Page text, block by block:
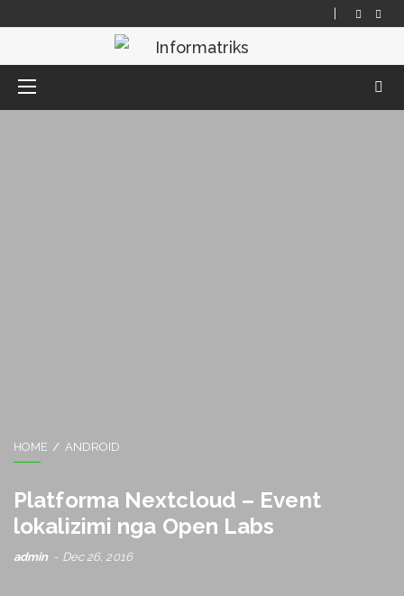
HOME ANDROID
Platforma Nextcloud – Event
lokalizimi nga Open Labs
admin Dec 26, 2016